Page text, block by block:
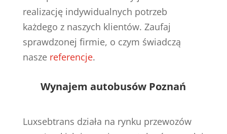
realizację indywidualnych potrzeb
każdego z naszych klientów. Zaufaj
sprawdzonej firmie, o czym świadczą
nasze referencje.
Wynajem autobusów Poznań
Luxsebtrans działa na rynku przewozów